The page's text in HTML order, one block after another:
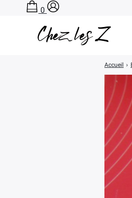
Accueil ›
0